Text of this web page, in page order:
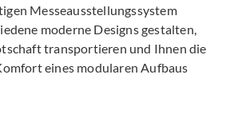
Messeausstellungssystem
moderne Designs gestalten,
transportieren und Ihnen die
eines modularen Aufbaus